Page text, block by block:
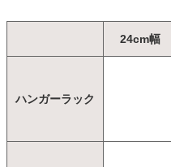
24cm幅
ハンガーラック